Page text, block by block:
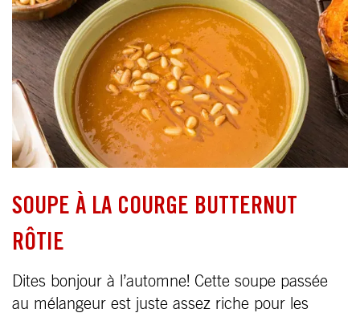
SOUPE À LA COURGE BUTTERNUT
RÔTIE
Dites bonjour à l’automne! Cette soupe passée
au mélangeur est juste assez riche pour les